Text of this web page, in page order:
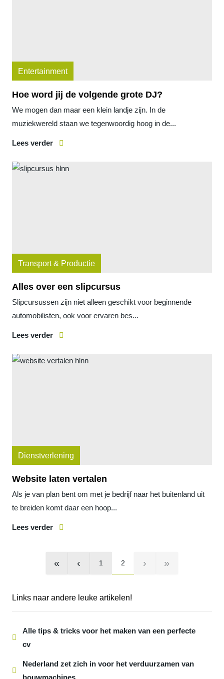
Entertainment
Hoe word jij de volgende grote DJ?
We mogen dan maar een klein landje zijn. In de
muziekwereld staan we tegenwoordig hoog in de...
Lees verder
Transport & Productie
Alles over een slipcursus
Slipcursussen zijn niet alleen geschikt voor beginnende
automobilisten, ook voor ervaren bes...
Lees verder
Dienstverlening
Website laten vertalen
Als je van plan bent om met je bedrijf naar het buitenland uit
te breiden komt daar een hoop...
Lees verder
« ‹ 1 2 › »
Links naar andere leuke artikelen!
Alle tips & tricks voor het maken van een perfecte
cv
Nederland zet zich in voor het verduurzamen van